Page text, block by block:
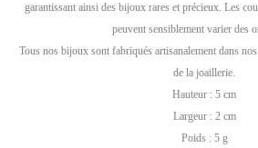
garantissant ainsi des bijoux rares et précieux. Les
peuvent sensiblement varier des
Tous nos bijoux sont fabriqués artisanalement dans
de la joaillerie.
Hauteur : 5 cm
Largeur : 2 cm
Poids : 5 g